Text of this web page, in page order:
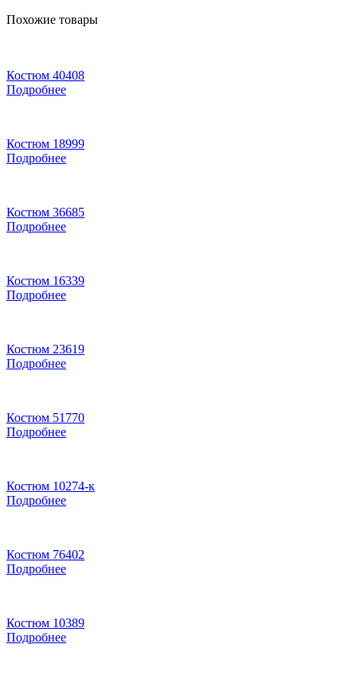
Похожие товары
Костюм 40408
Подробнее
Костюм 18999
Подробнее
Костюм 36685
Подробнее
Костюм 16339
Подробнее
Костюм 23619
Подробнее
Костюм 51770
Подробнее
Костюм 10274-к
Подробнее
Костюм 76402
Подробнее
Костюм 10389
Подробнее